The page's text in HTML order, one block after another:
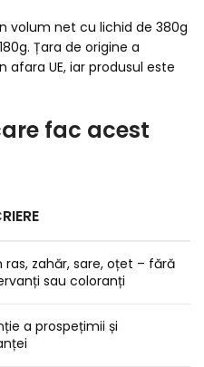
volum net cu lichid de 380g
Țara de origine a
afara UE, iar produsul este
fac acest
ras, zahăr, sare, oțet – fără
sau coloranți
a prospețimii și